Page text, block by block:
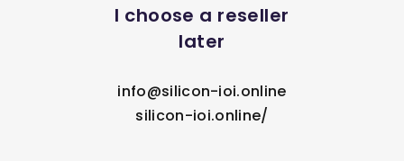
I choose a reseller
later
info@silicon-ioi.online
silicon-ioi.online/